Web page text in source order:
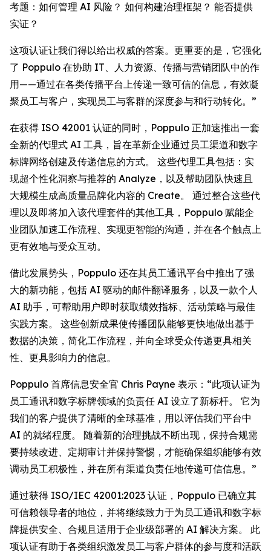
考题：如何管理 AI 风险？ 如何构建治理框架？ 能否提供
实证？
这项认证让我们得以给出权威的答案。更重要的是，它强化
了 Poppulo 在协助 IT、人力资源、传播与营销团队中的作
用——通过在各类传播平台上传递一致可信的信息，有效凝
聚员工与客户，实现员工与客群的深度参与和行动转化。”
在获得 ISO 42001 认证的同时，Poppulo 正加速推出一套
全新的代理式 AI 工具，旨在革新企业通过员工渠道和数字
标牌网络创建及传递信息的方式。 这些代理工具包括：实
现超个性化洞察与推荐的 Analyze ，以及帮助团队快速且
大规模生成高质量品牌化内容的 Create。 通过整合这些代
理以及即将加入该代理套件的其他工具，Poppulo 赋能企
业团队加速工作流程、实现更智能的沟通，并在各个触点上
更有效地与受众互动。
借此发展势头，Poppulo 还在其员工通讯平台中推出了强
大的新功能，包括 AI 驱动的邮件翻译服务，以及一款个人
AI 助手，可帮助用户即时获取绩效指标、活动策略与最佳
实践方案。 这些创新成果使传播团队能够更快地做出基于
数据的决策，简化工作流程，并向全球受众传递更具相关
性、更具影响力的信息。
Poppulo 首席信息安全官 Chris Payne 表示：“此项认证为
员工通讯和数字标牌领域的负责任 AI 设立了新标杆。 它为
我们的客户提供了清晰的全球基准，用以评估我们平台中
AI 的就绪程度。 随着新的治理挑战不断出现，保持合规需
要持续改进、定期审计并保持警惕，才能确保组织能够有效
调动员工积极性，并在所有渠道负责任地传递可信信息。”
通过获得 ISO/IEC 42001:2023 认证，Poppulo 已确立其
可信赖领导者的地位，并将继续致力于为员工通讯和数字标
牌提供安全、合规且适用于企业级部署的 AI 解决方案。 此
项认证有助于各类组织激发员工与客户群体的参与度和活跃